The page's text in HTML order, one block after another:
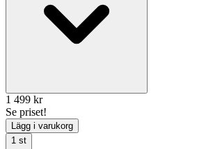
1 499 kr
Se priset!
Lägg i varukorg
1 st